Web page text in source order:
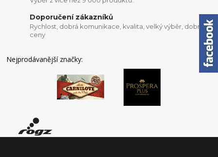
Doporučení zákazníků
Rychlost, dobrá komunikace, kvalita, velký výběr, dobré
ceny
Nejprodávanější značky: